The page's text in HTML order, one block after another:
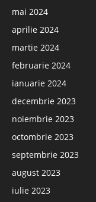
mai 2024
aprilie 2024
martie 2024
februarie 2024
ianuarie 2024
decembrie 2023
noiembrie 2023
octombrie 2023
septembrie 2023
august 2023
iulie 2023